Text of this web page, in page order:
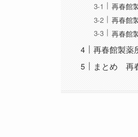
再春館
再春館
再春館
再春館製薬
まとめ 再